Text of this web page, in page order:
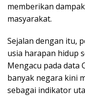
memberikan
masyarakat.
Sejalan dengan itu,
usia harapan hidup
Mengacu pada data
banyak negara kini
sebagai indikator